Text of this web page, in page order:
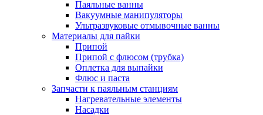
Паяльные ванны
Вакуумные манипуляторы
Ультразвуковые отмывочные ванны
Материалы для пайки
Припой
Припой с флюсом (трубка)
Оплетка для выпайки
Флюс и паста
Запчасти к паяльным станциям
Нагревательные элементы
Насадки